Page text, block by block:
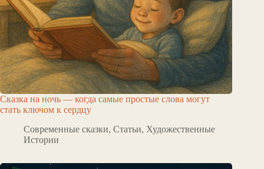
Сказка на ночь — когда самые простые слова могут
стать ключом к сердцу
Современные сказки, Статьи, Художественные
Истории